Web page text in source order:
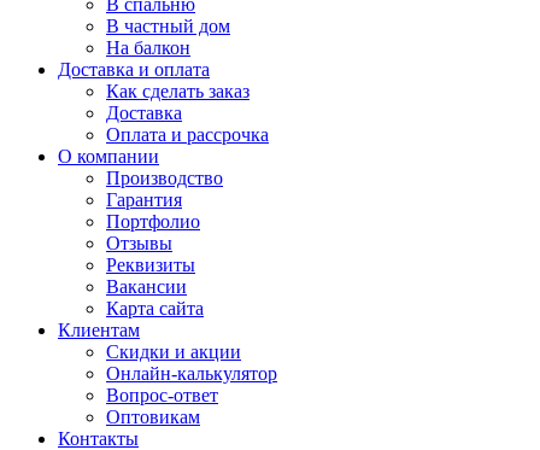
В спальню
В частный дом
На балкон
Доставка и оплата
Как сделать заказ
Доставка
Оплата и рассрочка
О компании
Производство
Гарантия
Портфолио
Отзывы
Реквизиты
Вакансии
Карта сайта
Клиентам
Скидки и акции
Онлайн-калькулятор
Вопрос-ответ
Оптовикам
Контакты